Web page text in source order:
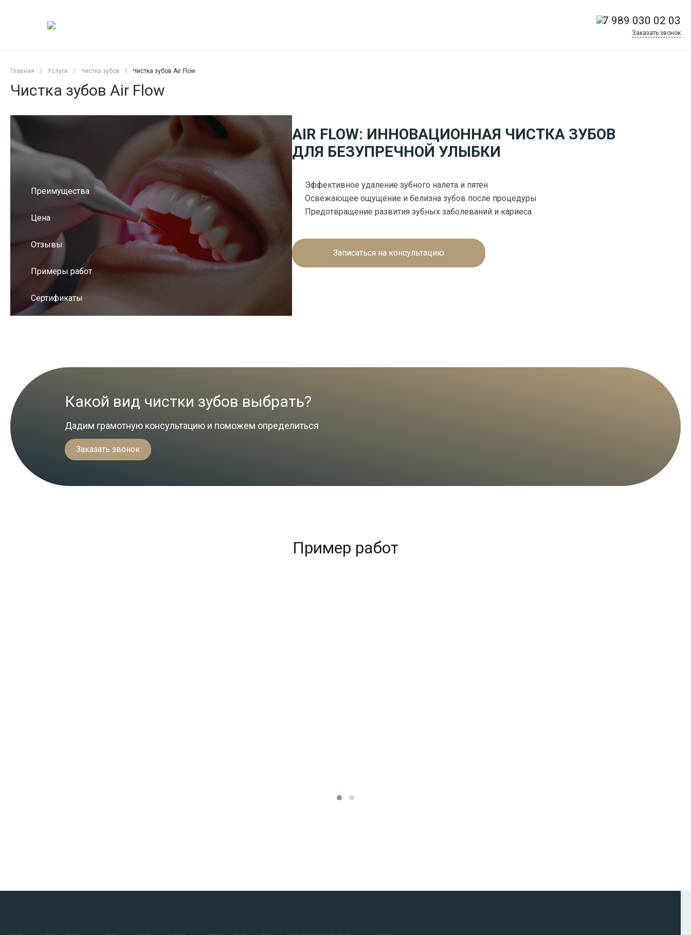
+7 989 030 02 03
Заказать звонок
Главная / Услуги / Чистка зубов / Чистка зубов Air Flow
Чистка зубов Air Flow
Преимущества
Цена
Отзывы
Примеры работ
Сертификаты
AIR FLOW: ИННОВАЦИОННАЯ ЧИСТКА ЗУБОВ
ДЛЯ БЕЗУПРЕЧНОЙ УЛЫБКИ
Эффективное удаление зубного налета и пятен
Освежающее ощущение и белизна зубов после процедуры
Предотвращение развития зубных заболеваний и кариеса
Записаться на консультацию
Какой вид чистки зубов выбрать?
Дадим грамотную консультацию и поможем определиться
Заказать звонок
Пример работ